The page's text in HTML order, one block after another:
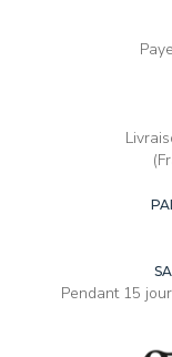
Pendant 15